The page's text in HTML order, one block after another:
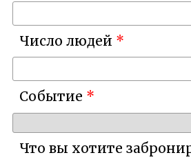
Число людей
Событие
Что вы хотите